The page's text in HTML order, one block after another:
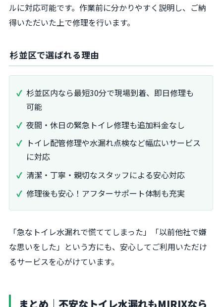
ルに対応可能です。作業前に分かりやすく説明し、ご納
得いただいた上で修理を行います。
杉並区で選ばれる理由
杉並区内なら最短30分で現場到着、即日修理も
可能
夜間・休日の緊急トイレ修理も追加料金なし
トイレ配管修理や水漏れ点検など幅広いサービス
に対応
清潔・丁寧・親切なスタッフによる安心対応
修理後も安心！アフターサポート体制も充実
「急なトイレ水漏れで慌ててしまった」「以前他社で嫌
な思いをした」という方にも、安心してご利用いただけ
るサービスを心がけています。
まとめ｜不安なトイレ水漏れもMIRIXなら